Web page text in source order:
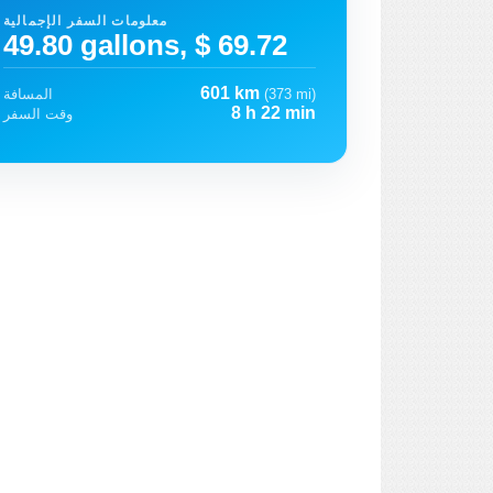
معلومات السفر الإجمالية
49.80 gallons, $ 69.72
المسافة 601 km (373 mi)
وقت السفر
8 h 22 min